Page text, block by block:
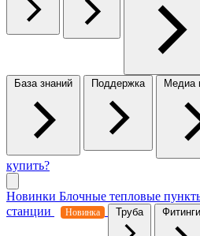
База знаний Поддержка Медиа
купить?
Новинки Блочные тепловые
станции
Новинка Труба Фитинги